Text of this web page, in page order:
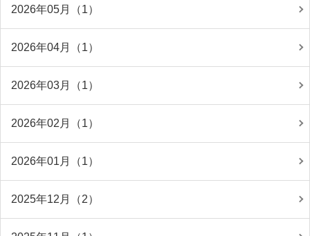
2026年05月（1）
2026年04月（1）
2026年03月（1）
2026年02月（1）
2026年01月（1）
2025年12月（2）